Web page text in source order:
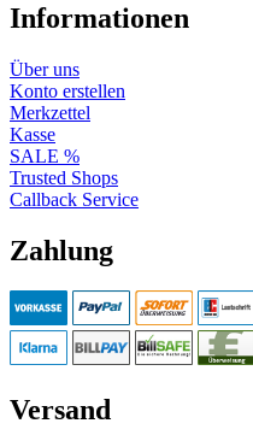
Informationen
Über uns
Konto erstellen
Merkzettel
Kasse
SALE %
Trusted Shops
Callback Service
Zahlung
Versand